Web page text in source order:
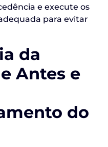
e execute os
para evitar
da
Antes e
do